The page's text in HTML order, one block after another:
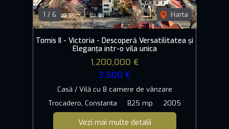
1 / 6 Harta
Tomis II - Victoria - Descoperă Versatilitatea și
Eleganța intr-o vila unica
1,200,000 €
3,500 €
Casă / Vilă cu 8 camere de vânzare
Trocadero, Constanta
825 mp 2005
Vezi mai multe detalii